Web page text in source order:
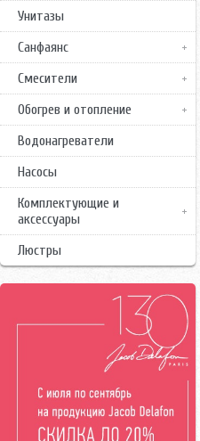
Унитазы
Санфаянс
Смесители
Обогрев и отопление
Водонагреватели
Насосы
Комплектующие и
аксессуары
Люстры